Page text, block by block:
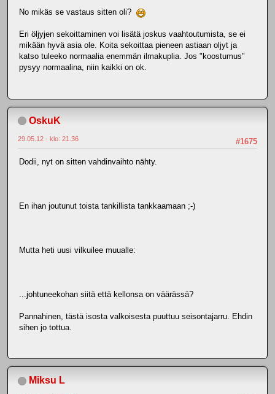
No mikäs se vastaus sitten oli?
Eri öljyjen sekoittaminen voi lisätä joskus vaahtoutumista, se ei
mikään hyvä asia ole. Koita sekoittaa pieneen astiaan oljyt ja
katso tuleeko normaalia enemmän ilmakuplia. Jos "koostumus"
pysyy normaalina, niin kaikki on ok.
OskuK
#1675
29.05.12 - klo: 21.36
Dodii, nyt on sitten vahdinvaihto nähty.
En ihan joutunut toista tankillista tankkaamaan ;-)
Mutta heti uusi vilkuilee muualle:
...johtuneekohan siitä että kellonsa on väärässä?
Pannahinen, tästä isosta valkoisesta puuttuu seisontajarru. Ehdin
sihen jo tottua.
Miksu L